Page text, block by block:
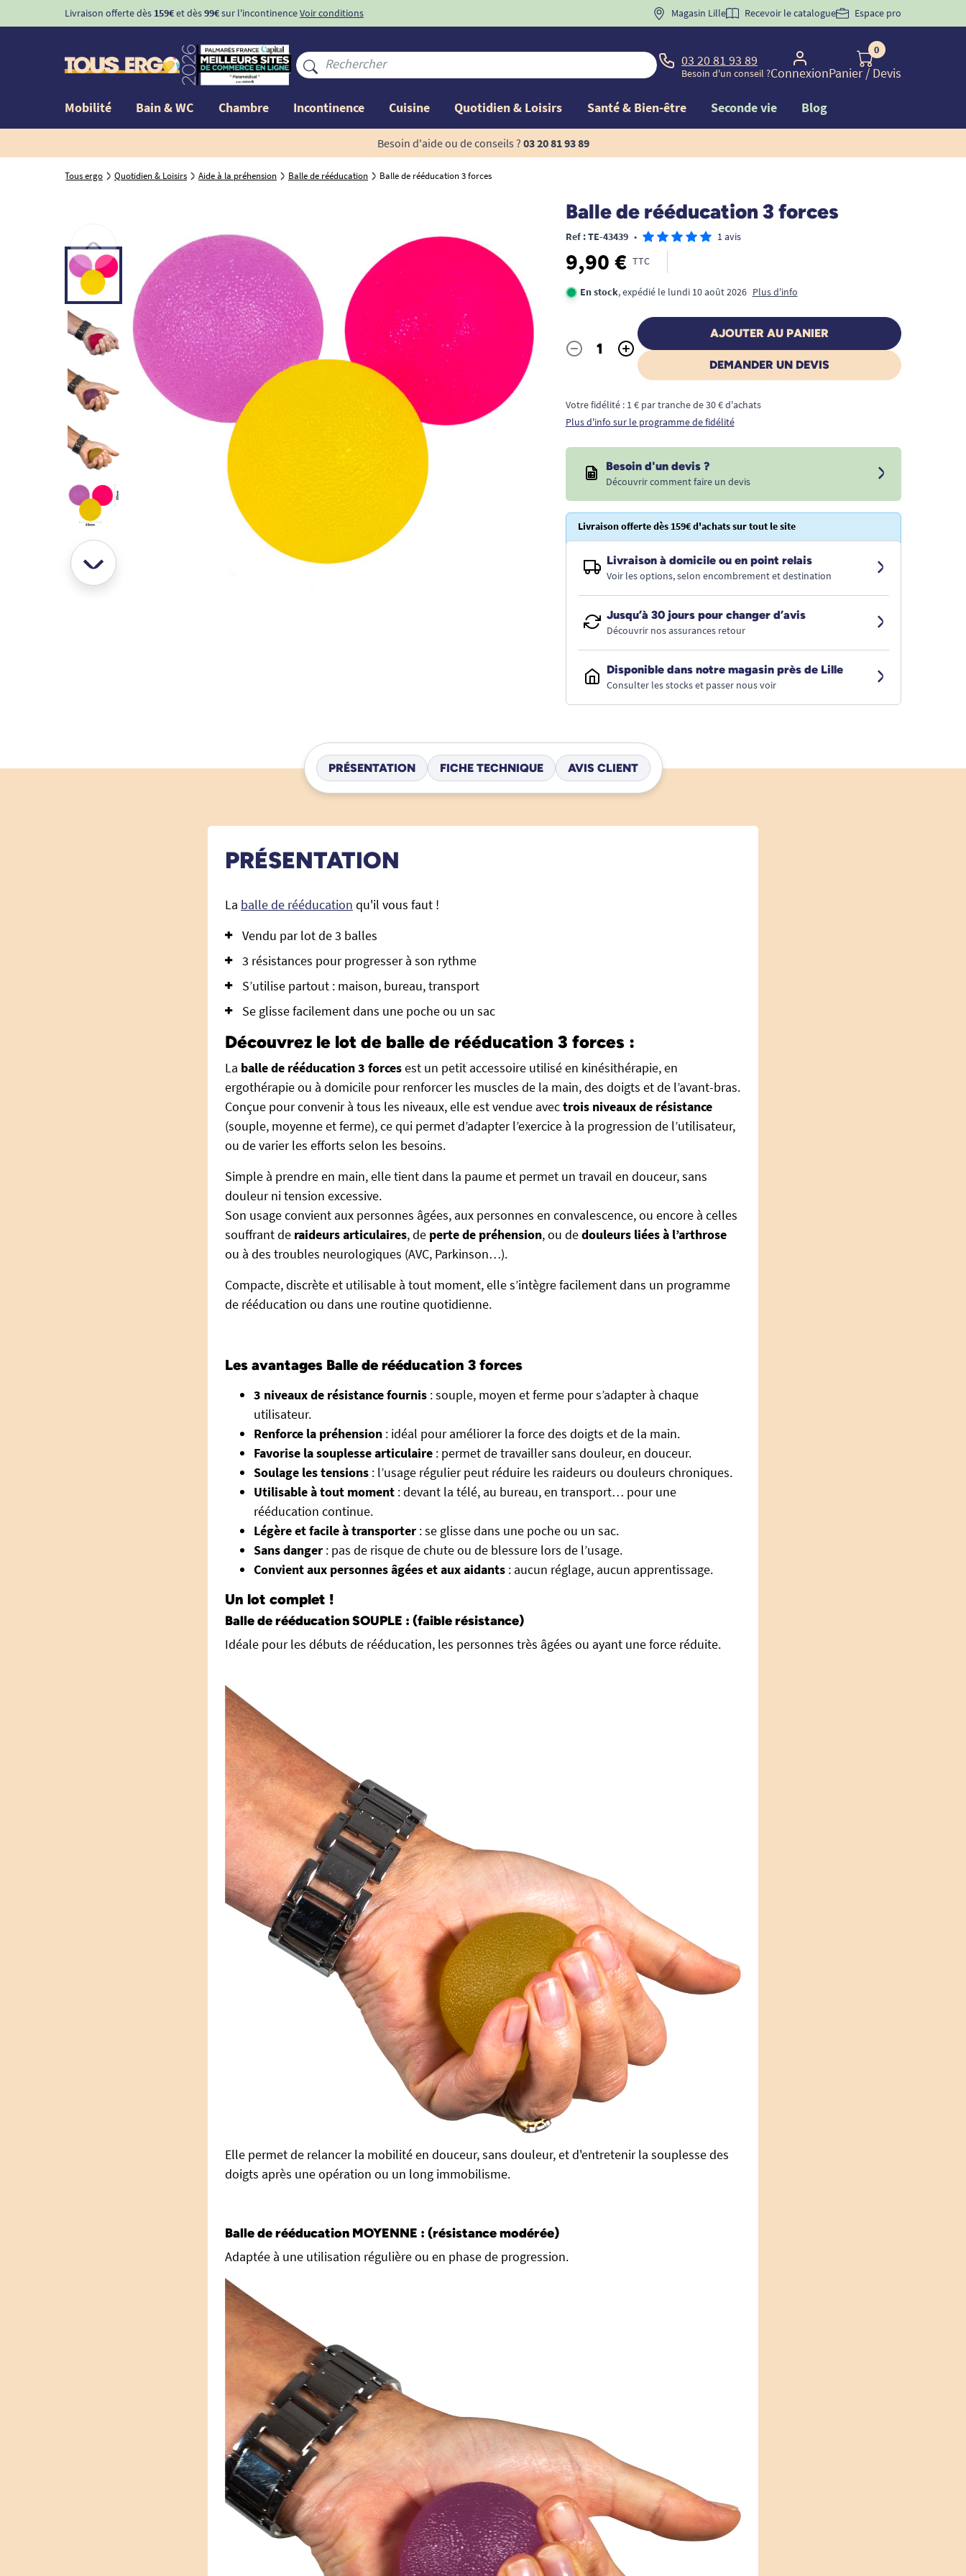
Livraison offerte dès 159€et dès99€sur l'incontinenceVoir conditions BIENVENUE" pourla 1ère commande d'incontinence
Magasin Lille Recevoir le catalogue Espace pro
03 20 81 93 89
Besoin d'un conseil ?Connexion
0
Panier/ Devis
Mobilité Bain & WC Chambre Incontinence Cuisine Quotidien & Loisirs Santé & Bien-être Seconde vie Blog
Besoin d'aide ou de conseils ? 03 20 81 93 89
Tous ergo Quotidien & Loisirs Aide à la préhension Balle de rééducation Balle de rééducation 3 forces
Balle de rééducation 3 forces
Ref : TE-43439 • 1 avis
9,90 € TTC
En stock, expédié le lundi 10 août 2026 Plus d'info
Quantité
- +
AJOUTER AU PANIER
DEMANDER UN DEVIS
Votre fidélité : 1 € par tranche de 30 € d'achats
Plus d'info sur le programme de fidélité
Besoin d'un devis ?
Découvrir comment faire un devis
Livraison offerte dès 159€ d'achats sur tout le site
Livraison à domicile ou en point relais
Voir les options, selon encombrement et destination
Jusqu’à 30 jours pour changer d’avis
Découvrir nos assurances retour
Disponible dans notre magasin près de Lille
Consulter les stocks et passer nous voir
PRÉSENTATION FICHE TECHNIQUE AVIS CLIENT
PRÉSENTATION
La balle de rééducation qu'il vous faut !
Vendu par lot de 3 balles
3 résistances pour progresser à son rythme
S’utilise partout : maison, bureau, transport
Se glisse facilement dans une poche ou un sac
Découvrez le lot de balle de rééducation 3 forces :
La balle de rééducation 3 forcesest un petit accessoire utilisé en kinésithérapie, en
ergothérapie ou à domicile pour renforcer les muscles de la main, des doigts et de l’avant-bras.
Conçue pour convenir à tous les niveaux, elle est vendue avectrois niveaux de résistance
(souple, moyenne et ferme), ce qui permet d’adapter l’exercice à la progression de l’utilisateur,
ou de varier les efforts selon les besoins.
Simple à prendre en main, elle tient dans la paume et permet un travail en douceur, sans
douleur ni tension excessive.
Son usage convient aux personnes âgées, aux personnes en convalescence, ou encore à celles
souffrant de raideurs articulaires, de perte de préhension, ou dedouleurs liées à l’arthrose
ou à des troubles neurologiques (AVC, Parkinson…).
Compacte, discrète et utilisable à tout moment, elle s’intègre facilement dans un programme
de rééducation ou dans une routine quotidienne.
Les avantages Balle de rééducation 3 forces
3 niveaux de résistance fournis : souple, moyen et ferme pour s’adapter à chaque
utilisateur.
Renforce la préhension : idéal pour améliorer la force des doigts et de la main.
Favorise la souplesse articulaire : permet de travailler sans douleur, en douceur.
Soulage les tensions : l’usage régulier peut réduire les raideurs ou douleurs chroniques.
Utilisable à tout moment : devant la télé, au bureau, en transport… pour une
rééducation continue.
Légère et facile à transporter : se glisse dans une poche ou un sac.
Sans danger : pas de risque de chute ou de blessure lors de l’usage.
Convient aux personnes âgées et aux aidants : aucun réglage, aucun apprentissage.
Un lot complet !
Balle de rééducation SOUPLE : (faible résistance)
Idéale pour les débuts de rééducation, les personnes très âgées ou ayant une force réduite.
Elle permet de relancer la mobilité en douceur, sans douleur, et d'entretenir la souplesse des
doigts après une opération ou un long immobilisme.
Balle de rééducation MOYENNE : (résistance modérée)
Adaptée à une utilisation régulière ou en phase de progression.